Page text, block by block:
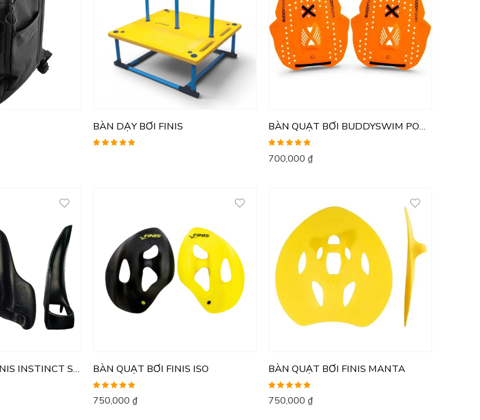
BÀN DẠY BƠI FINIS BÀN QUẠT BƠI BUDDYSWIM POWER
Được xếp
hạng5.005
700,000 ₫
BÀN QUẠT BƠI FINIS INSTINCT SCULLING BÀN QUẠT BƠI FINIS ISO
Được xếp
hạng5.00 5
750,000 ₫
BÀN QUẠT BƠI FINIS MANTA
Được xếp
hạng5.00 5
750,000 ₫